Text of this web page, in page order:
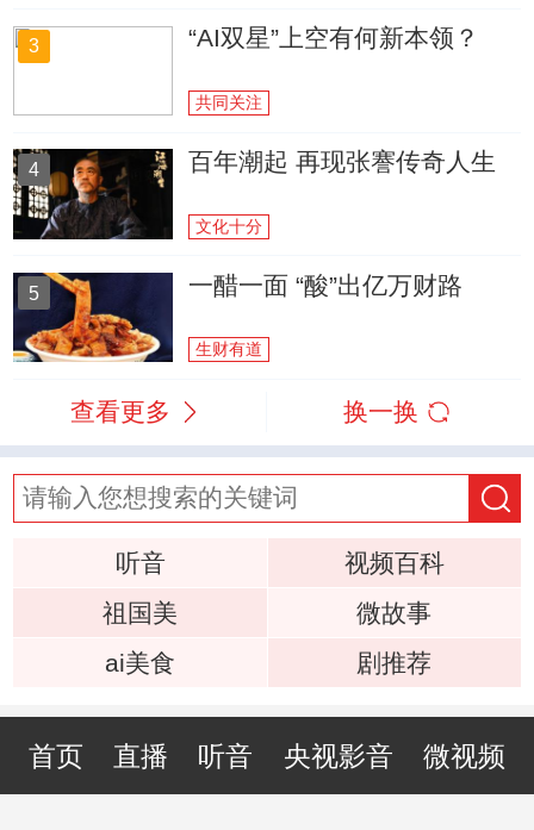
3 “AI双星”上空有何新本领？
共同关注
4 百年潮起 再现张謇传奇人生
文化十分
5 一醋一面 “酸”出亿万财路
生财有道
查看更多 换一换
听音
视频百科
祖国美
微故事
ai美食
剧推荐
首页 直播 听音 央视影音 微视频